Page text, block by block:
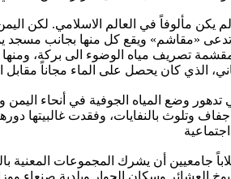
مألوفاً في العالم الاسلامي. لكن
تدعى «مقاشم» ويقع كل منها بجانب
تصريف مياه الوضوء الى بركة،
وتلوث بالنفايات، وفقدت غالبيتها
العشائر وسكان الجوار وبلدية صنعاء